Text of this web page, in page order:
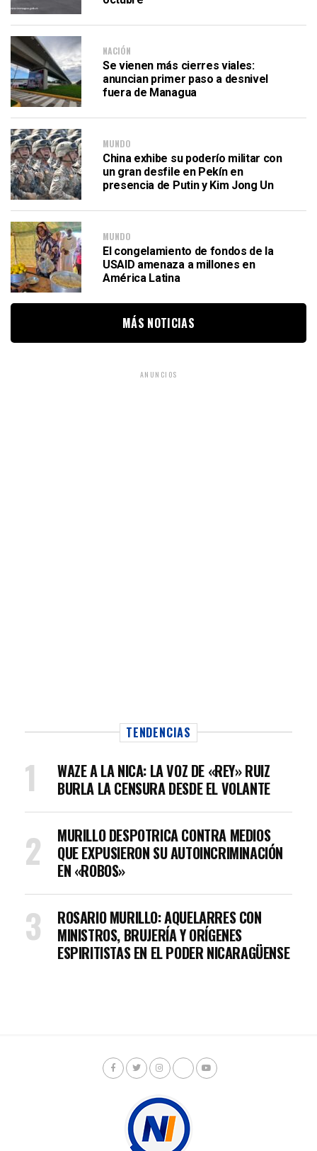
NACIÓN
Se vienen más cierres viales:
anuncian primer paso a desnivel
fuera de Managua
MUNDO
China exhibe su poderío militar con
un gran desfile en Pekín en
presencia de Putin y Kim Jong Un
MUNDO
El congelamiento de fondos de la
USAID amenaza a millones en
América Latina
MÁS NOTICIAS
ANUNCIOS
TENDENCIAS
WAZE A LA NICA: LA VOZ DE «REY» RUIZ
BURLA LA CENSURA DESDE EL VOLANTE
MURILLO DESPOTRICA CONTRA MEDIOS
QUE EXPUSIERON SU AUTOINCRIMINACIÓN
EN «ROBOS»
ROSARIO MURILLO: AQUELARRES CON
MINISTROS, BRUJERÍA Y ORÍGENES
ESPIRITISTAS EN EL PODER NICARAGÜENSE